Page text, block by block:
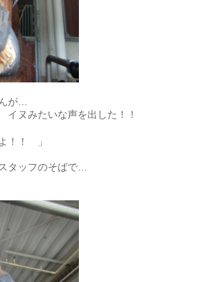
が…
たいな声を出した！！
！！ 」
ッフのそばで…